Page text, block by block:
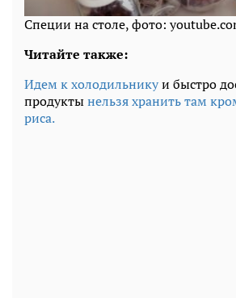
Специи на столе, фото:
Читайте также:
Идем к холодильникуи быстро
продуктынельзя хранить там
риса.